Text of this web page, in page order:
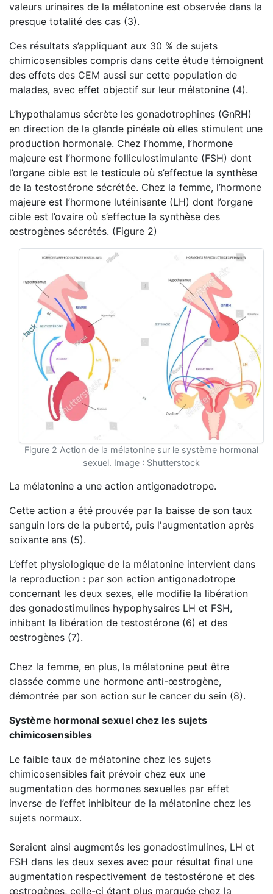
valeurs urinaires de la mélatonine est observée dans la
presque totalité des cas (3).
Ces résultats s’appliquant aux 30 % de sujets
chimicosensibles compris dans cette étude témoignent
des effets des CEM aussi sur cette population de
malades, avec effet objectif sur leur mélatonine (4).
L’hypothalamus sécrète les gonadotrophines (GnRH)
en direction de la glande pinéale où elles stimulent une
production hormonale. Chez l’homme, l’hormone
majeure est l’hormone folliculostimulante (FSH) dont
l’organe cible est le testicule où s’effectue la synthèse
de la testostérone sécrétée. Chez la femme, l’hormone
majeure est l’hormone lutéinisante (LH) dont l’organe
cible est l’ovaire où s’effectue la synthèse des
œstrogènes sécrétés. (Figure 2)
Figure 2 Action de la mélatonine sur le système hormonal
sexuel. Image : Shutterstock
La mélatonine a une action antigonadotrope.
Cette action a été prouvée par la baisse de son taux
sanguin lors de la puberté, puis l'augmentation après
soixante ans (5).
L’effet physiologique de la mélatonine intervient dans
la reproduction : par son action antigonadotrope
concernant les deux sexes, elle modifie la libération
des gonadostimulines hypophysaires LH et FSH,
inhibant la libération de testostérone (6) et des
œstrogènes (7).
Chez la femme, en plus, la mélatonine peut être
classée comme une hormone anti-œstrogène,
démontrée par son action sur le cancer du sein (8).
Système hormonal sexuel chez les sujets
chimicosensibles
Le faible taux de mélatonine chez les sujets
chimicosensibles fait prévoir chez eux une
augmentation des hormones sexuelles par effet
inverse de l’effet inhibiteur de la mélatonine chez les
sujets normaux.
Seraient ainsi augmentés les gonadostimulines, LH et
FSH dans les deux sexes avec pour résultat final une
augmentation respectivement de testostérone et des
œstrogènes, celle-ci étant plus marquée chez la